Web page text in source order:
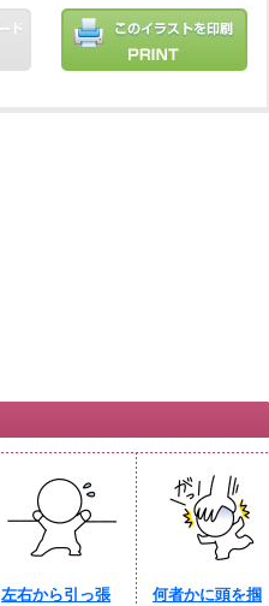
左右から引っ張
何者かに頭を掴